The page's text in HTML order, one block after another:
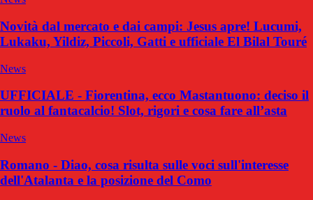
Novità dal mercato e dai campi: Jesus apre! Lucumi,
Lukaku, Yildiz, Piccoli, Gatti e ufficiale El Bilal Touré
News
UFFICIALE - Fiorentina, ecco Mastantuono: deciso il
ruolo al fantacalcio! Slot, rigori e cosa fare all’asta
News
Romano - Diao, cosa risulta sulle voci sull'interesse
dell'Atalanta e la posizione del Como